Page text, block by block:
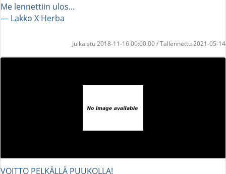
Me lennettiin ulos...
― Lakko X Herba
Julkaistu 2018-11-16 00:00:00 / Tallennettu 2021-05-14
VOITTO PELKÄLLÄ PUUKOLLA!